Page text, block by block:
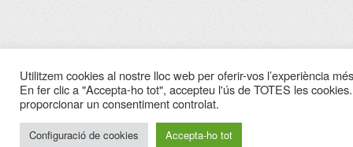
Utilitzem cookies al nostre lloc web per oferir-vos l’experiència
En fer clic a "Accepta-ho tot", accepteu l'ús de TOTES les
proporcionar un consentiment controlat.
Configuració de cookies Accepta-ho tot